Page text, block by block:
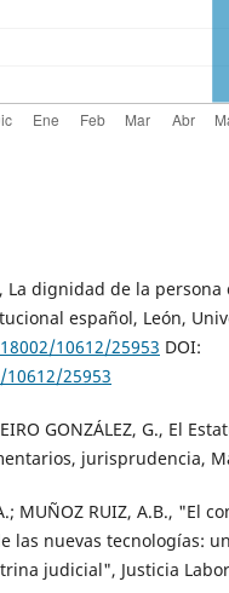
La dignidad de la
español, León,
10612/25953 DOI:
25953
GONZÁLEZ, G., El
jurisprudencia,
MUÑOZ RUIZ, A.B., "El
las nuevas tecnologías:
judicial", Justicia